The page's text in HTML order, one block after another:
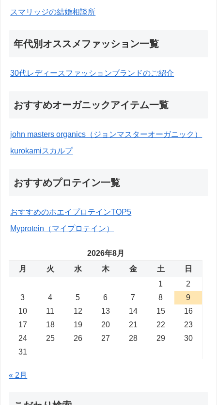
スマリッジの結婚相談所
年代別オススメファッション一覧
30代レディースファッションブランドのご紹介
おすすめオーガニックアイテム一覧
john masters organics（ジョンマスターオーガニック）
kurokamiスカルプ
おすすめプロテイン一覧
おすすめのホエイプロテインTOP5
Myprotein（マイプロテイン）
2026年8月
月
火 水 木 金 土
日
1
2
3
4 5 6 7 8
9
10
11 12 13 14 15
16
17
18 19 20 21 22
23
24
25 26 27 28 29
30
31
« 2月